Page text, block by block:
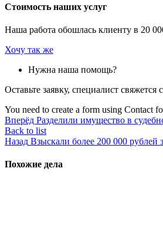
Стоимость наших услуг
Наша работа обошлась клиенту в 20
Хочу так же
Нужна наша помощь?
Оставьте заявку, специалист
You need to create a form using Contact
Вперёд Разделили имущество в
Back to list
Назад Взыскали более 200 000 рублей
Похожие дела